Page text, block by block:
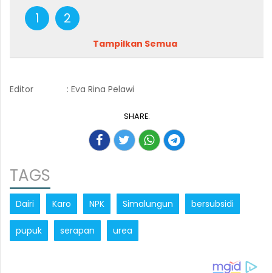
1 2
Tampilkan Semua
Editor : Eva Rina Pelawi
SHARE:
TAGS
Dairi Karo NPK Simalungun bersubsidi
pupuk serapan urea